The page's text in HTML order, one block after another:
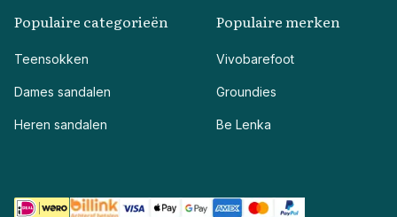
Populaire categorieën
Teensokken
Dames sandalen
Heren sandalen
Populaire merken
Vivobarefoot
Groundies
Be Lenka